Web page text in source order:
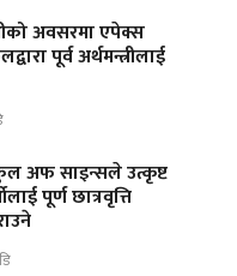
अवसरमा एपेक्स
पूर्व अर्थमन्त्रीलाई
अफ साइन्सले उत्कृष्ट
पूर्ण छात्रवृत्ति